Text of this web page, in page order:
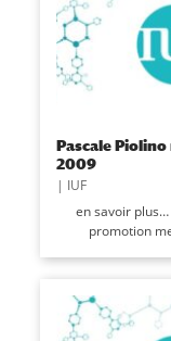
Pascale
2009
| IUF
en
promotion